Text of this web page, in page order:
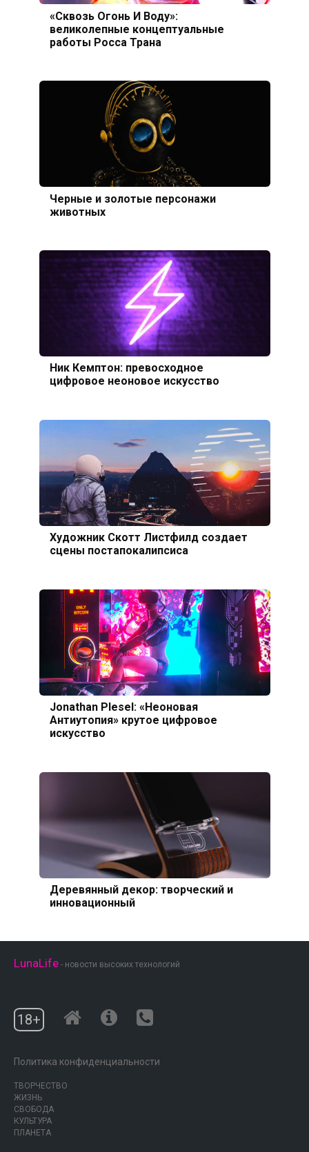
«Сквозь Огонь И Воду»:
великолепные концептуальные
работы Росса Трана
Черные и золотые персонажи
животных
Ник Кемптон: превосходное
цифровое неоновое искусство
Художник Скотт Листфилд создает
сцены постапокалипсиса
Jonathan Plesel: «Неоновая
Антиутопия» крутое цифровое
искусство
Деревянный декор: творческий и
инновационный
LunaLife - новости высоких технологий
18+
Политика конфиденциальности
ТВОРЧЕСТВО
ЖИЗНЬ
СВОБОДА
КУЛЬТУРА
ПЛАНЕТА